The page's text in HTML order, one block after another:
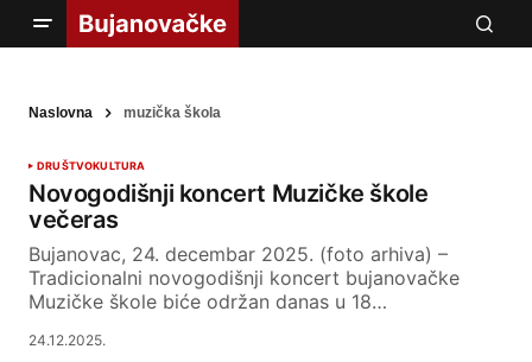
Naslovna muzička škola
DRUŠTVOKULTURA
Novogodišnji koncert Muzičke škole
večeras
Bujanovac, 24. decembar 2025. (foto arhiva) –
Tradicionalni novogodišnji koncert bujanovačke
Muzičke škole biće održan danas u 18…
24.12.2025.